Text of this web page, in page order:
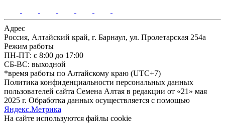
Адрес
Россия, Алтайский край, г. Барнаул, ул. Пролетарская 254а
Режим работы
ПН-ПТ: с 8:00 до 17:00
СБ-ВС: выходной
*время работы по Алтайскому краю (UTC+7)
Политика конфиденциальности персональных данных
пользователей сайта Семена Алтая в редакции от «21» мая
2025 г. Обработка данных осуществляется с помощью
Яндекс.Метрика
На сайте используются файлы сookie